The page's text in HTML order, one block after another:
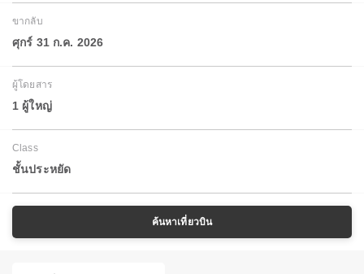
ขากลับ
ศุกร์ 31 ก.ค. 2026
ผู้โดยสาร
1 ผู้ใหญ่
Class
ชั้นประหยัด
ค้นหาเที่ยวบิน